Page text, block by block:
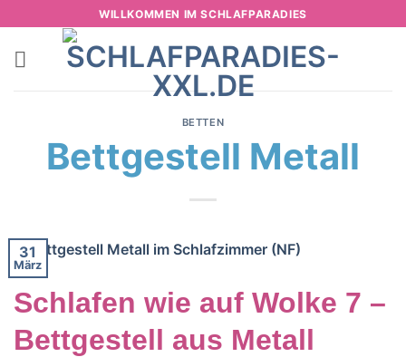
Inhalt
springen
WILLKOMMEN IM SCHLAFPARADIES
BETTEN
Bettgestell Metall
31
März
Schlafen wie auf Wolke 7 –
Bettgestell aus Metall